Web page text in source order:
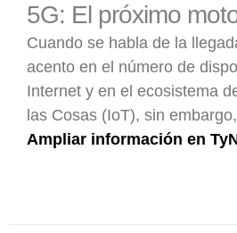
5G: El próximo
Cuando se habla de la
acento en el número de
Internet y en el ecosistema
las Cosas (IoT), sin
Ampliar información en